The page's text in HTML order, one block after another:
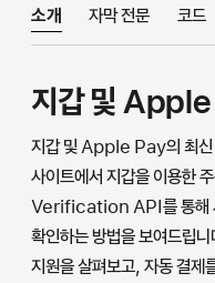
소개 자막 전문 코드
지갑 및 Apple
지갑 및 Apple Pay의 최신
사이트에서 지갑을 이용한
Verification API를 통해
확인하는 방법을 보여드
지원을 살펴보고, 자동 결